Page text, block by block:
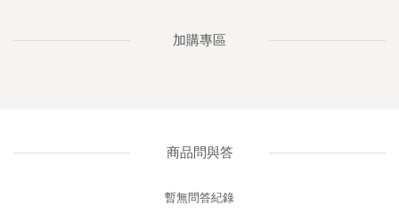
加購專區
商品問與答
暫無問答紀錄